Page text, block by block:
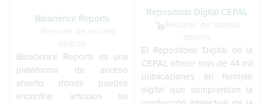
Bioscience Reports
Bioscience Reports es una
plataforma de acceso
abierto donde puedes
encontrar artículos de
Repositorio Digital CEPAL
El Repositorio Digital de la
CEPAL ofrece más de 44 mil
publicaciones en formato
digital que comprenden la